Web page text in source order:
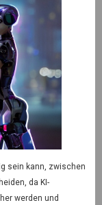
sein kann, zwischen
da KI-
werden und